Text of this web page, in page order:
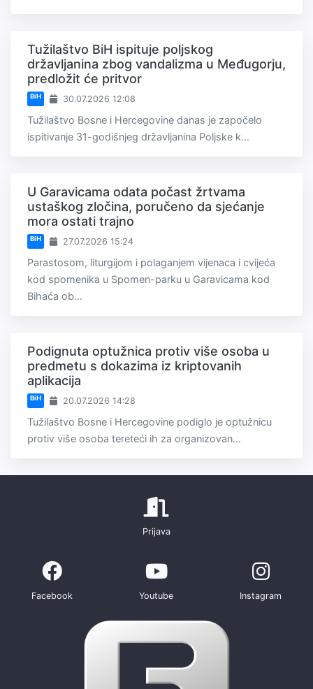
Tužilaštvo BiH ispituje poljskog
državljanina zbog vandalizma u Međugorju,
predložit će pritvor
BiH 30.07.2026 12:08
Tužilaštvo Bosne i Hercegovine danas je započelo
ispitivanje 31-godišnjeg državljanina Poljske k...
U Garavicama odata počast žrtvama
ustaškog zločina, poručeno da sjećanje
mora ostati trajno
BiH 27.07.2026 15:24
Parastosom, liturgijom i polaganjem vijenaca i cvijeća
kod spomenika u Spomen-parku u Garavicama kod
Bihaća ob...
Podignuta optužnica protiv više osoba u
predmetu s dokazima iz kriptovanih
aplikacija
BiH 20.07.2026 14:28
Tužilaštvo Bosne i Hercegovine podiglo je optužnicu
protiv više osoba tereteći ih za organizovan...
Prijava
Facebook Youtube Instagram